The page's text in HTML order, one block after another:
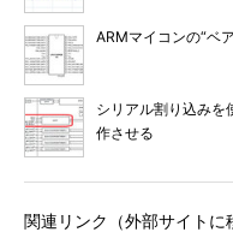
ARMマイコンの“ベ
シリアル割り込みを
作させる
関連リンク（外部サイトに